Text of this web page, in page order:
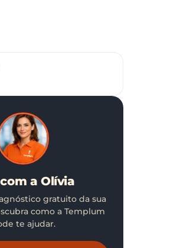
a Olívia
gratuito da sua
como a Templum
te ajudar.